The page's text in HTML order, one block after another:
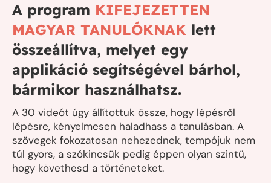
A program KIFEJEZETTEN
MAGYAR TANULÓKNAK lett
összeállítva, melyet egy
applikáció segítségével bárhol,
bármikor használhatsz.
A 30 videót úgy állítottuk össze, hogy lépésről
lépésre, kényelmesen haladhass a tanulásban. A
szövegek fokozatosan nehezednek, tempójuk nem
túl gyors, a szókincsük pedig éppen olyan szintű,
hogy követhesd a történeteket.